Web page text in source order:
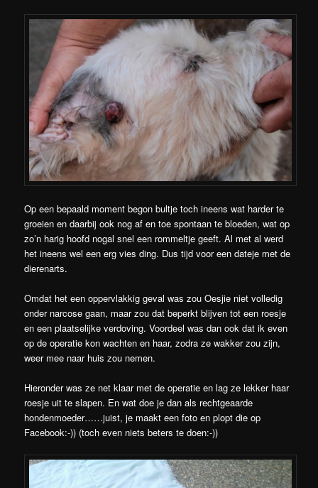
Op een bepaald moment begon bultje toch ineens wat harder te
groeien en daarbij ook nog af en toe spontaan te bloeden, wat op
zo’n harig hoofd nogal snel een rommeltje geeft. Al met al werd
het ineens wel een erg vies ding. Dus tijd voor een dateje met de
dierenarts.
Omdat het een oppervlakkig geval was zou Oesjie niet volledig
onder narcose gaan, maar zou dat beperkt blijven tot een roesje
en een plaatselijke verdoving. Voordeel was dan ook dat ik even
op de operatie kon wachten en haar, zodra ze wakker zou zijn,
weer mee naar huis zou nemen.
Hieronder was ze net klaar met de operatie en lag ze lekker haar
roesje uit te slapen. En wat doe je dan als rechtgeaarde
hondenmoeder……juist, je maakt een foto en plopt die op
Facebook:-)) (toch even niets beters te doen:-))